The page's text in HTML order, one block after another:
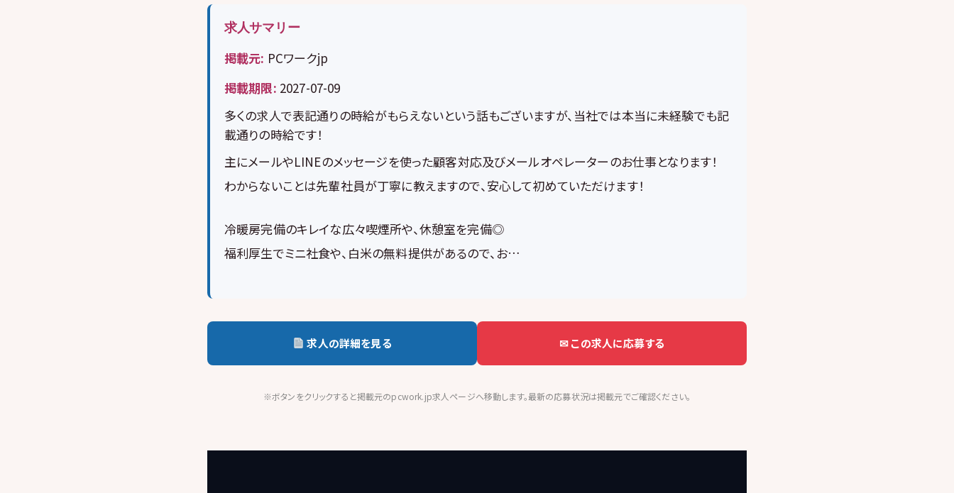
求人サマリー
掲載元: PCワークjp
掲載期限: 2027-07-09
多くの求人で表記通りの時給がもらえないという話もございますが、当社では本当に未経験でも記
載通りの時給です！
主にメールやLINEのメッセージを使った顧客対応及びメールオペレーターのお仕事となります！
わからないことは先輩社員が丁寧に教えますので、安心して初めていただけます！
冷暖房完備のキレイな広々喫煙所や、休憩室を完備◎
福利厚生でミニ社食や、白米の無料提供があるので、お…
求人の詳細を見る ✉ この求人に応募する
※ボタンをクリックすると掲載元のpcwork.jp求人ページへ移動します。最新の応募状況は掲載元でご確認ください。